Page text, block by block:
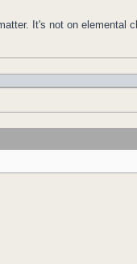
It's not on elemental